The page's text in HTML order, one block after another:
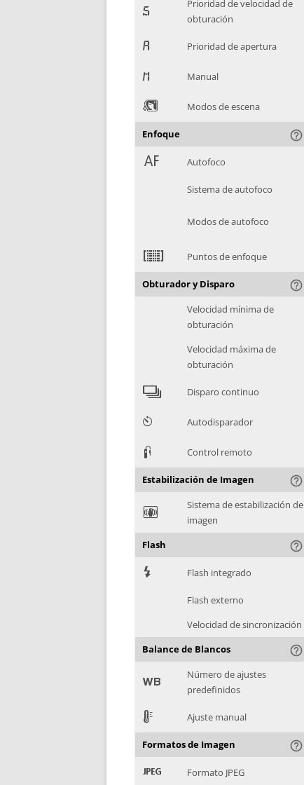
-
Prioridad de velocidad de
obturación
. Prioridad de apertura
/ Manual
0 Modos de escena
Enfoque help_outline
1 Autofoco
Sistema de autofoco
Modos de autofoco
2 Puntos de enfoque
Obturador y Disparo help_outline
Velocidad mínima de
obturación
Velocidad máxima de
obturación
4 Disparo continuo
6 Autodisparador
3 Control remoto
Estabilización de Imagen help_outline
F
Sistema de estabilización de
imagen
Flash help_outline
7 Flash integrado
Flash externo
Velocidad de sincronización
Balance de Blancos
help_outline
9
Número de ajustes
predefinidos
E Ajuste manual
Formatos de Imagen help_outline
: Formato JPEG